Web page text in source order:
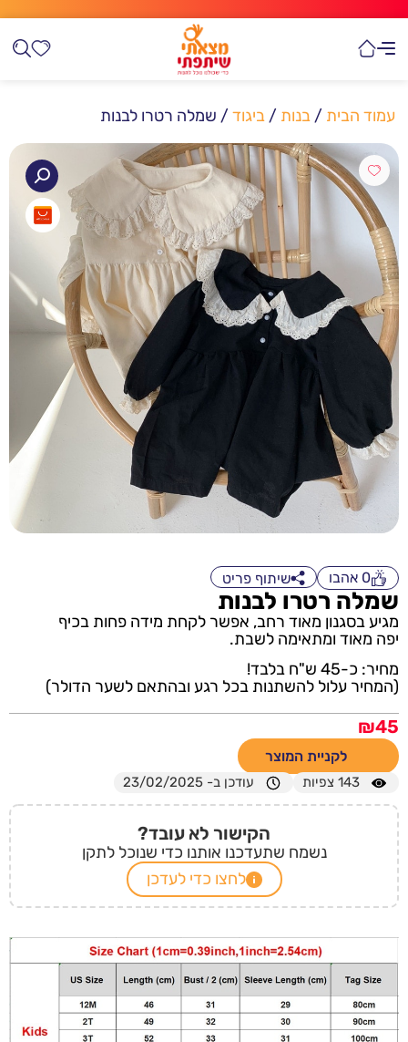
עמוד הבית / בנות / ביגוד/ שמלה רטרו לבנות
0 אהבו שיתוף פריט
שמלה רטרו לבנות
מגיע בסגנון מאוד רחב, אפשר לקחת מידה פחות בכיף
יפה מאוד ומתאימה לשבת.
מחיר: כ-45 ש"ח בלבד!
(המחיר עלול להשתנות בכל רגע ובהתאם לשער הדולר)
₪45
לקניית המוצר
143 צפיות עודכן ב- 23/02/2025
הקישור לא עובד?
נשמח שתעדכנו אותנו כדי שנוכל לתקן
לחצו כדי לעדכן